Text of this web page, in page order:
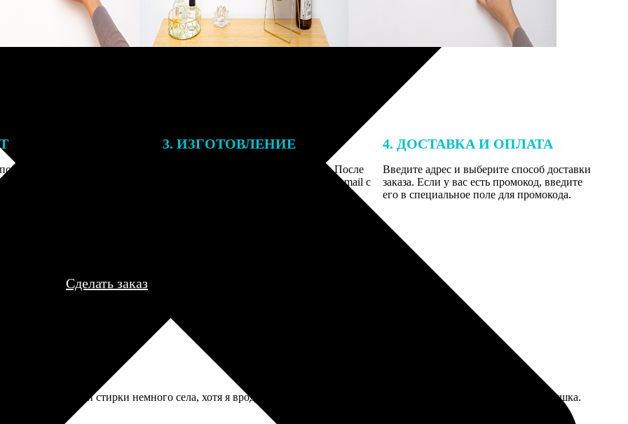
заказа к печати
могут связаться с Вами
телефону или email для
деталей.
3. ИЗГОТОВЛЕНИЕ
Оплатите заказ банковской картой. После
оплаты получите подтверждение на email с
описанием заказа. Когда отправим заказ
4. ДОСТАВКА И ОПЛАТА
Введите адрес и выберите способ доставки
заказа. Если у вас есть промокод, введите
его в специальное поле для промокода.
Сделать заказ
После первой стирки немного села, хотя я вроде режим бережный выбрала. Теперь это более компактная подушка.